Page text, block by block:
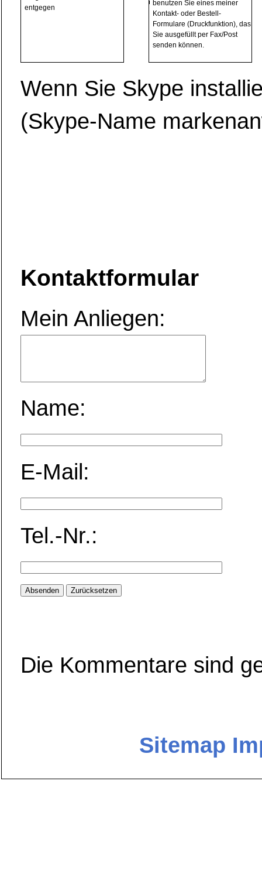
entgegen
benutzen Sie eines meiner
Kontakt- oder Bestell-
Formulare (Druckfunktion), das
Sie ausgefüllt per Fax/Post
senden können.
Wenn Sie Skype
(Skype-Name
Kontaktformular
Mein Anliegen:
Name:
E-Mail:
Tel.-Nr.:
Die Kommentare sind
Sitemap